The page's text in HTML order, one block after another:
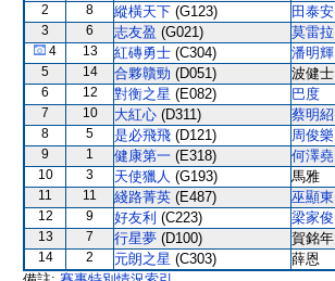
2
8 縱橫天下 (G123) 田泰安
3
6 志友盈 (G021) 莫雷拉
4
13 紅磚勇士 (C304) 潘明輝
5
14 合夥贛勁 (D051) 波健士
6
12 對衡之星 (E082) 巴度
7
10 大紅心 (D311) 蔡明紹
8
5 是必飛飛 (D121) 周俊樂
9
1 健康第一 (E318) 何澤堯
10
3 天使獵人 (G193) 馬雅
11
11 綫路菁英 (E487) 巫顯東
12
9 好友利 (C223) 梁家俊
13
7 行星夢 (D100) 賀銘年
14
2 元朗之星 (C303) 薛恩